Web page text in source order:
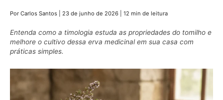
Por Carlos Santos 23 de junho de 2026 12 min de leitura
Entenda como a timologia estuda as propriedades do tomilho e
melhore o cultivo dessa erva medicinal em sua casa com
práticas simples.